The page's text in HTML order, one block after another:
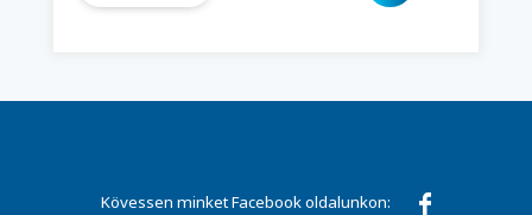
Kövessen minket Facebook oldalunkon: